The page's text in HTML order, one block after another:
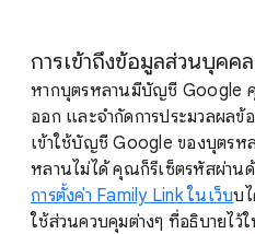
การเข้าถึงข้อมูลส่วนบุคค
หากบุตรหลานมีบัญชี Google
ออก และจำกัดการประมวลผล
เข้าใช้บัญชี Google ของบุตรห
หลานไม่ได้ คุณก็รีเซ็ตรหัสผ่าน
การตั้งค่า Family Link ในเว็บบ
ใช้ส่วนควบคุมต่างๆ ที่อธิบายไว้